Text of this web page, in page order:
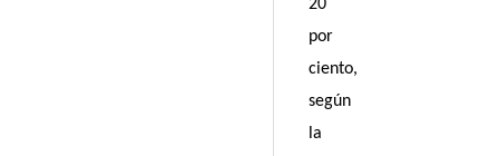
20
por
ciento,
según
la